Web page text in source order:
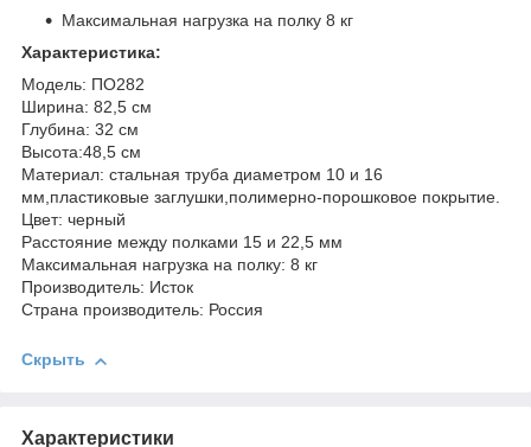
Максимальная нагрузка на полку 8 кг
Характеристика:
Модель: ПО282
Ширина: 82,5 см
Глубина: 32 см
Высота:48,5 см
Материал: cтальная труба диаметром 10 и 16
мм,пластиковые заглушки,полимерно-порошковое покрытие.
Цвет: черный
Расстояние между полками 15 и 22,5 мм
Максимальная нагрузка на полку: 8 кг
Производитель: Исток
Страна производитель: Россия
Скрыть
Характеристики